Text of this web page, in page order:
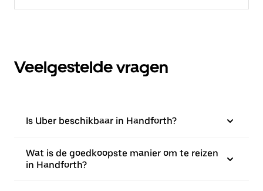
Veelgestelde vragen
Is Uber beschikbaar in Handforth?
Wat is de goedkoopste manier om te reizen
in Handforth?